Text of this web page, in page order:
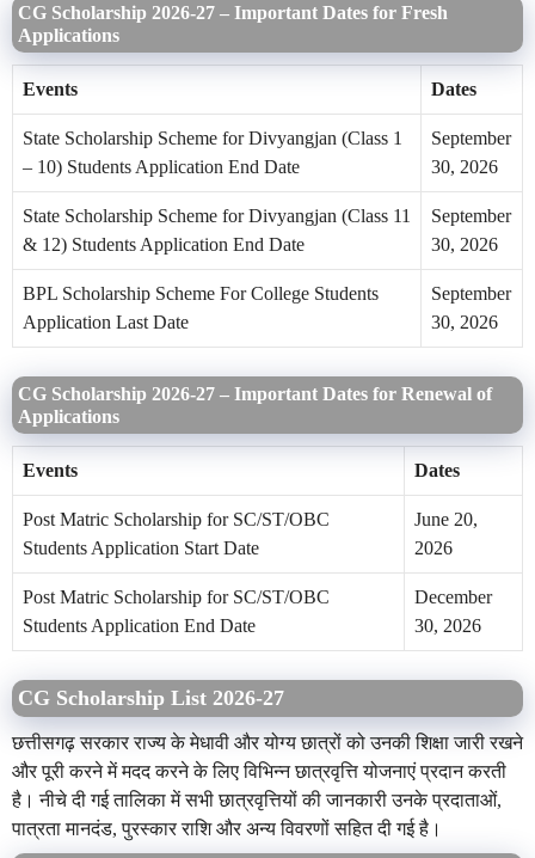
CG Scholarship 2026-27 – Important Dates for Fresh
Applications
Events Dates
State Scholarship Scheme for Divyangjan (Class 1
– 10) Students Application End Date
September
30, 2026
State Scholarship Scheme for Divyangjan (Class 11
& 12) Students Application End Date
September
30, 2026
BPL Scholarship Scheme For College Students
Application Last Date
September
30, 2026
CG Scholarship 2026-27 – Important Dates for Renewal of
Applications
Events Dates
Post Matric Scholarship for SC/ST/OBC
Students Application Start Date
June 20,
2026
Post Matric Scholarship for SC/ST/OBC
Students Application End Date
December
30, 2026
CG Scholarship List 2026-27
छत्तीसगढ़ सरकार राज्य के मेधावी और योग्य छात्रों को उनकी शिक्षा जारी रखने
और पूरी करने में मदद करने के लिए विभिन्न छात्रवृत्ति योजनाएं प्रदान करती
है। नीचे दी गई तालिका में सभी छात्रवृत्तियों की जानकारी उनके प्रदाताओं,
पात्रता मानदंड, पुरस्कार राशि और अन्य विवरणों सहित दी गई है।